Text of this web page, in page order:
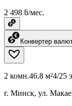
2 498 ƃ/мес.
Конвертер
2 комн.46.8 м²4/25
г. Минск, ул.